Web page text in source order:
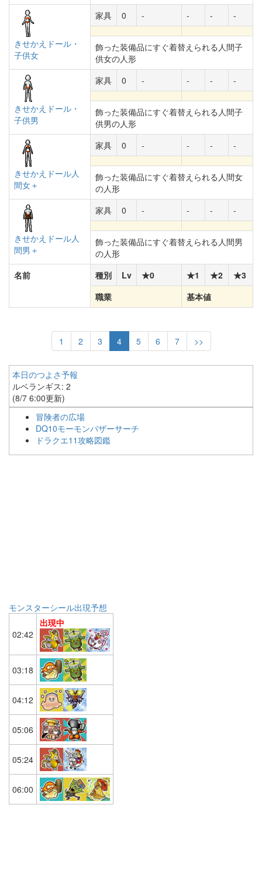
きせかえドール・
子供女
家具 0 - - - -
飾った装備品にすぐ着替えられる人間子
供女の人形
きせかえドール・
子供男
家具 0 - - - -
飾った装備品にすぐ着替えられる人間子
供男の人形
きせかえドール人
間女＋
家具 0 - - - -
飾った装備品にすぐ着替えられる人間女
の人形
きせかえドール人
間男＋
家具 0 - - - -
飾った装備品にすぐ着替えられる人間男
の人形
名前
種別 Lv ★0 ★1 ★2
★3
職業
基本値
1 2 3 4 5 6 7 >>
本日のつよさ予報
ルベランギス: 2
(8/7 6:00更新)
冒険者の広場
DQ10モーモンバザーサーチ
ドラクエ11攻略図鑑
モンスターシール出現予想
02:42
出現中
03:18
04:12
05:06
05:24
06:00